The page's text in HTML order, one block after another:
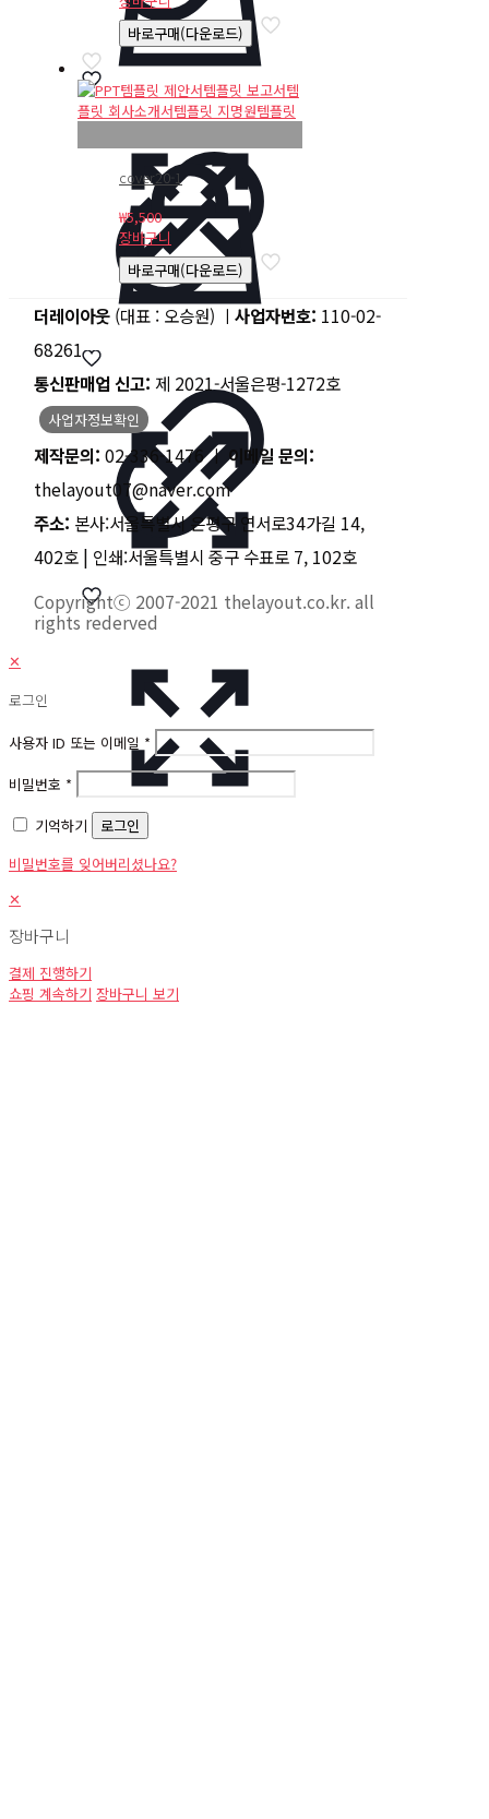
바로구매(다운로드)
cover20-1
₩5,500
장바구니
바로구매(다운로드)
더레이아웃 (대표 : 오승원) ㅣ 사업자번호: 110-02-
68261
통신판매업 신고: 제 2021-서울은평-1272호
사업자정보확인
제작문의: 02-336-1476 ㅣ이메일 문의:
thelayout07@naver.com
주소: 본사:서울특별시 은평구 연서로34가길 14,
402호 | 인쇄:서울특별시 중구 수표로 7, 102호
Copyrightⓒ 2007-2021 thelayout.co.kr. all
rights rederved
✕
로그인
사용자 ID 또는 이메일 *
비밀번호 *
기억하기
로그인
비밀번호를 잊어버리셨나요?
✕
장바구니
결제 진행하기
쇼핑 계속하기 장바구니 보기